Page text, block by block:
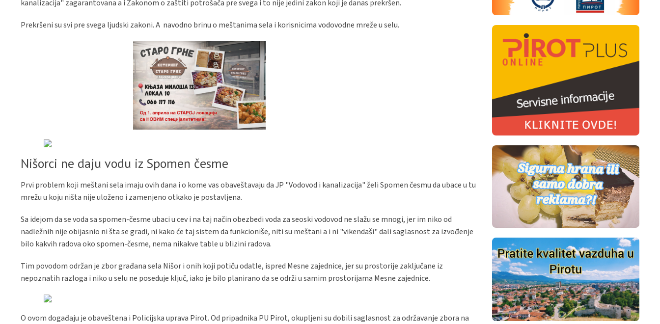
kanalizacija" zagarantovana a i Zakonom o zaštiti potrošača pre svega i to nije jedini zakon koji je danas prekršen.
Prekršeni su svi pre svega ljudski zakoni. A navodno brinu o meštanima sela i korisnicima vodovodne mreže u selu.
Nišorci ne daju vodu iz Spomen česme
Prvi problem koji meštani sela imaju ovih dana i o kome vas obaveštavaju da JP "Vodovod i kanalizacija" želi Spomen česmu da ubace u tu
mrežu u koju ništa nije uloženo i zamenjeno otkako je postavljena.
Sa idejom da se voda sa spomen-česme ubaci u cev i na taj način obezbedi voda za seoski vodovod ne slažu se mnogi, jer im niko od
nadležnih nije obijasnio ni šta se gradi, ni kako će taj sistem da funkcioniše, niti su meštani a i ni "vikendaši" dali saglasnost za izvođenje
bilo kakvih radova oko spomen-česme, nema nikakve table u blizini radova.
Tim povodom održan je zbor građana sela Nišor i onih koji potiču odatle, ispred Mesne zajednice, jer su prostorije zaključane iz
nepoznatih razloga i niko u selu ne poseduje ključ, iako je bilo planirano da se održi u samim prostorijama Mesne zajednice.
O ovom događaju je obaveštena i Policijska uprava Pirot. Od pripadnika PU Pirot, okupljeni su dobili saglasnost za održavanje zbora na